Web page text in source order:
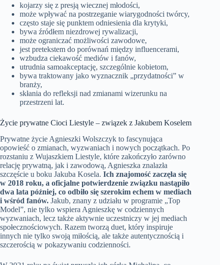
kojarzy się z presją wiecznej młodości,
może wpływać na postrzeganie wiarygodności twórcy,
często staje się punktem odniesienia dla krytyki,
bywa źródłem niezdrowej rywalizacji,
może ograniczać możliwości zawodowe,
jest pretekstem do porównań między influencerami,
wzbudza ciekawość mediów i fanów,
utrudnia samoakceptację, szczególnie kobietom,
bywa traktowany jako wyznacznik „przydatności” w
branży,
skłania do refleksji nad zmianami wizerunku na
przestrzeni lat.
Życie prywatne Cioci Liestyle – związek z Jakubem Koselem
Prywatne życie Agnieszki Wolszczyk to fascynująca
opowieść o zmianach, wyzwaniach i nowych początkach. Po
rozstaniu z Wujaszkiem Liestyle, które zakończyło zarówno
relację prywatną, jak i zawodową, Agnieszka znalazła
szczęście u boku Jakuba Kosela. Ich znajomość zaczęła się
w 2018 roku, a oficjalne potwierdzenie związku nastąpiło
dwa lata później, co odbiło się szerokim echem w mediach
i wśród fanów. Jakub, znany z udziału w programie „Top
Model”, nie tylko wspiera Agnieszkę w codziennych
wyzwaniach, lecz także aktywnie uczestniczy w jej mediach
społecznościowych. Razem tworzą duet, który inspiruje
innych nie tylko swoją miłością, ale także autentycznością i
szczerością w pokazywaniu codzienności.